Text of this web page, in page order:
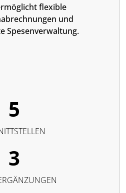
flexible
und
Spesenverwaltung.
5
3